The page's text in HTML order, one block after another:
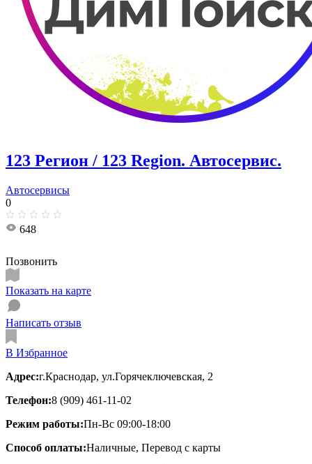
123 Регион / 123 Region. Автосервис.
Автосервисы
0
648
Позвонить
Показать на карте
Написать отзыв
В Избранное
Адрес:г.Краснодар, ул.Горячеключевская, 2
Телефон:8 (909) 461-11-02
Режим работы:Пн-Вс 09:00-18:00
Способ оплаты:Наличные, Перевод с карты